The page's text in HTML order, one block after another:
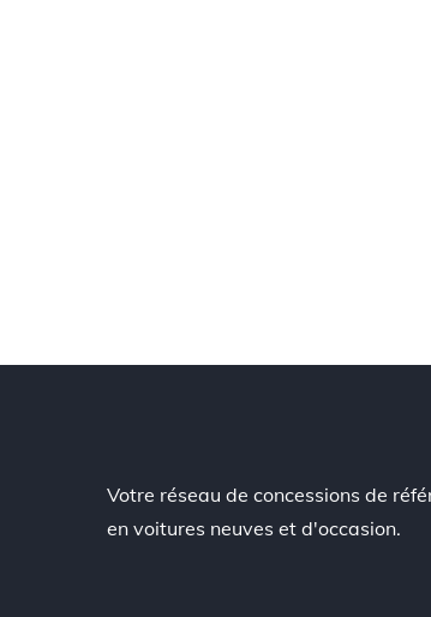
Votre réseau de concessions de
en voitures neuves et d'occasion.